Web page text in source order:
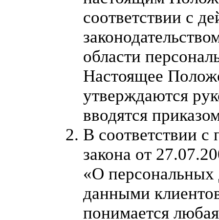
соответствии с
области
Настоящее
утверждаются
вводятся
В соответствии с
закона от
«О
данными
понимается